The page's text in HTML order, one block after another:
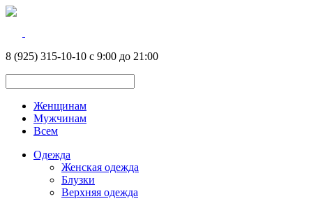
8 (925) 315-10-10 с 9:00 до 21:00
Женщинам
Мужчинам
Всем
Одежда
Женская одежда
Блузки
Верхняя одежда